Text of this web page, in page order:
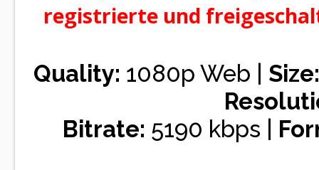
registrierte und
Quality: 1080p Web | Size:
Bitrate: 5190 kbps |